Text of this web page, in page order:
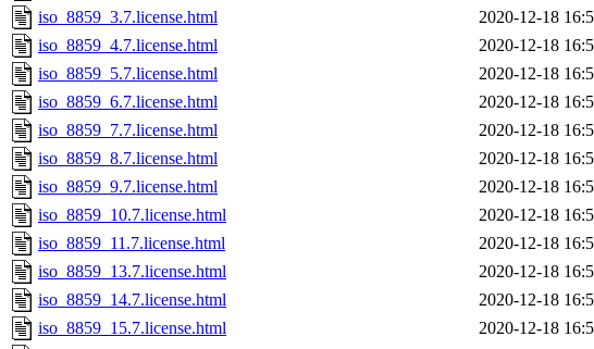
iso_8859_3.7.license.html
2020-12-18
iso_8859_4.7.license.html
2020-12-18
iso_8859_5.7.license.html
2020-12-18
iso_8859_6.7.license.html
2020-12-18
iso_8859_7.7.license.html
2020-12-18
iso_8859_8.7.license.html
2020-12-18
iso_8859_9.7.license.html
2020-12-18
iso_8859_10.7.license.html
2020-12-18
iso_8859_11.7.license.html
2020-12-18
iso_8859_13.7.license.html
2020-12-18
iso_8859_14.7.license.html
2020-12-18
iso_8859_15.7.license.html
2020-12-18